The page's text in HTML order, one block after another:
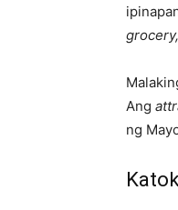
grocery,
Ang
ng